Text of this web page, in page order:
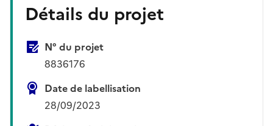
Détails du projet
N° du projet
8836176
Date de labellisation
28/09/2023